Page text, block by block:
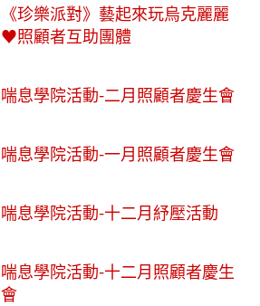
《珍樂派對》藝起來玩烏克麗麗
♥️照顧者互助團體
喘息學院活動-二月照顧者慶生會
喘息學院活動-一月照顧者慶生會
喘息學院活動-十二月紓壓活動
喘息學院活動-十二月照顧者慶生
會